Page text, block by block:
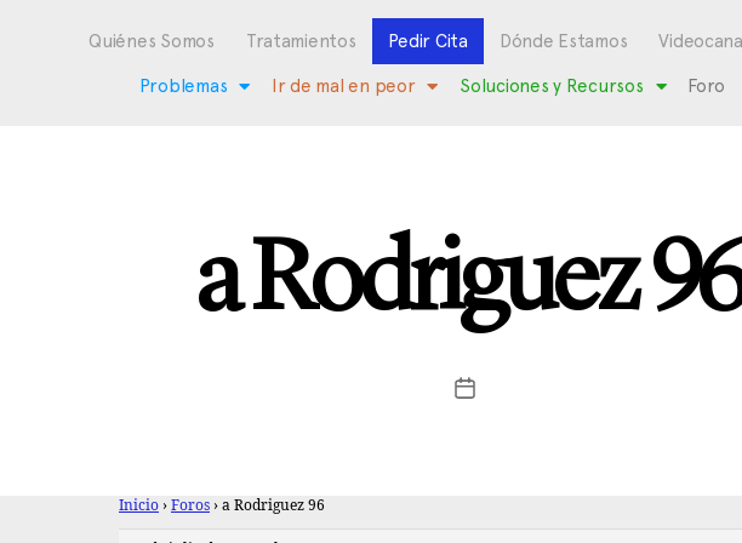
Quiénes Somos Tratamientos Pedir Cita Dónde Estamos
Problemas Ir de mal en peor Soluciones y Recursos Foro
a Rodriguez
Inicio › Foros › a Rodriguez 96